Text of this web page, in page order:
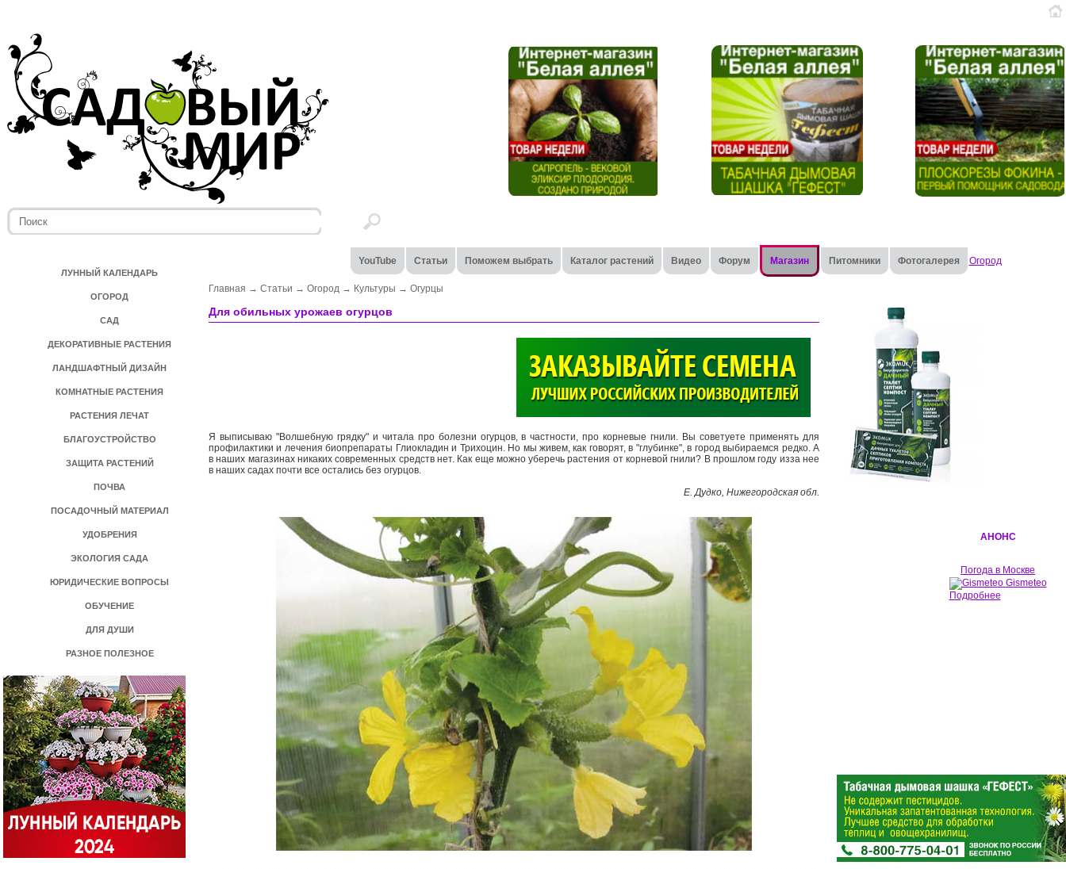
ЛУННЫЙ КАЛЕНДАРЬ
ОГОРОД
САД
ДЕКОРАТИВНЫЕ РАСТЕНИЯ
ЛАНДШАФТНЫЙ ДИЗАЙН
КОМНАТНЫЕ РАСТЕНИЯ
РАСТЕНИЯ ЛЕЧАТ
БЛАГОУСТРОЙСТВО
ЗАЩИТА РАСТЕНИЙ
ПОЧВА
ПОСАДОЧНЫЙ МАТЕРИАЛ
УДОБРЕНИЯ
ЭКОЛОГИЯ САДА
ЮРИДИЧЕСКИЕ ВОПРОСЫ
ОБУЧЕНИЕ
ДЛЯ ДУШИ
РАЗНОЕ ПОЛЕЗНОЕ
YouTube Статьи Поможем выбрать Каталог растений Видео Форум Магазин Питомники Фотогалерея Огород
Главная → Статьи → Огород → Культуры → Огурцы
Для обильных урожаев огурцов
Я выписываю "Волшебную грядку" и читала про болезни огурцов, в частности, про корневые гнили. Вы советуете применять для
профилактики и лечения биопрепараты Глиокладин и Трихоцин. Но мы живем, как говорят, в "глубинке", в город выбираемся редко. А
в наших магазинах никаких современных средств нет. Как еще можно уберечь растения от корневой гнили? В прошлом году из­за нее
в наших садах почти все остались без огурцов.
Е. Дудко, Нижегородская обл.
АНОНС
Погода в Москве
Gismeteo
Подробнее